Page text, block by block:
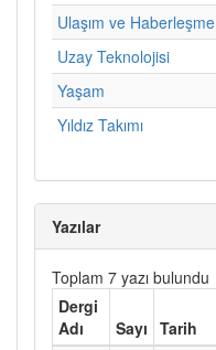
Ulaşım ve Haberleşme
Uzay Teknolojisi
Yaşam
Yıldız Takımı
Yazılar
Toplam 7 yazı bulundu
Dergi
Adı
Sayı Tarih